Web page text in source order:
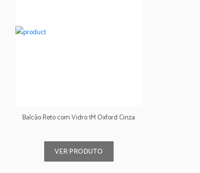
Balcão Reto com Vidro 1M Oxford Cinza
VER PRODUTO